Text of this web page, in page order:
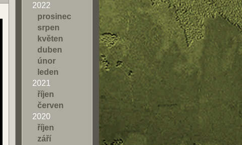
2022
prosinec
srpen
květen
duben
únor
leden
2021
říjen
červen
2020
říjen
září